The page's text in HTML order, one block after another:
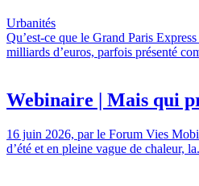
Urbanités
Qu’est-ce que le Grand Paris
milliards d’euros, parfois présenté
Webinaire | Mais qui
16 juin 2026, par le Forum Vies
d’été et en pleine vague de chaleur,